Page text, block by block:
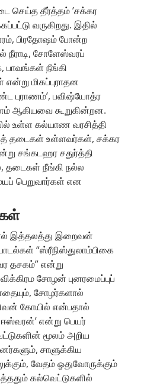
செய்த தீர்த்தம் ’சக்கர
வருகிறது. இதில்
பிரதோஷம் போன்ற
நீராடி, சோளேஸ்வரப்
நீங்கி
மிகப்புராதன
புராணம்’, பவிஷ்யோத்ர
ஆகியவை கூறுகின்றன.
உள்ள கல்யாண வரசித்தி
தடைகள் உள்ளவர்கள், சக்கர
சங்கடஹர சதுர்த்தி
தடைகள் நீங்கி நல்ல
பெறுவார்கள் என
இத்தலத்து இறைவன்
பாடல்கள் “ஸ்ரீநிஸ்துலாம்பிகை
தசகம்” என்று
சோழன் புனரமைப்புப்
சோழர்களால்
கோயில் என்பதால்
என்று பெயர்
மூலம் அறிய
சாளுக்கிய
வேதம் ஓதுவோருக்கும்
கல்வெட்டுகளில்